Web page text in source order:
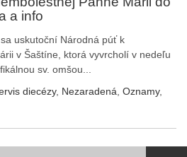
a info
uskutoční Národná púť k
v Šaštíne, ktorá vyvrcholí v nedeľu
sv. omšou...
diecézy, Nezaradená Oznamy,